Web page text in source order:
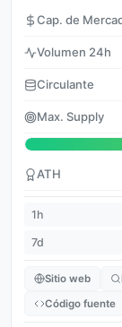
Cap. de
Volumen 24h
Circulante
Max. Supply
ATH
1h
7d
Sitio web
Código fuente